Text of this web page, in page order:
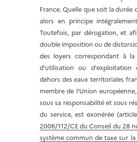
France. Quelle que soit la
alors en principe
Toutefois, par dérogation, et
double imposition ou de
des loyers correspondant à
d'utilisation ou
dehors des eaux territoriales
membre de l'Union
sous sa responsabilité et sous
du service, est exonérée
2006/112/CE du Conseil du 28
système commun de taxe sur